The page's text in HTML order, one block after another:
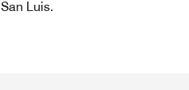
San Luis.